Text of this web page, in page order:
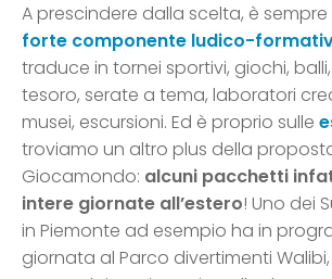
A prescindere dalla scelta, è
forte componente ludico-
traduce in tornei sportivi, giochi,
tesoro, serate a tema, laboratori
musei, escursioni. Ed è proprio sulle
troviamo un altro plus della
Giocamondo: alcuni pacchetti
intere giornate all’estero! Uno dei
in Piemonte ad esempio ha in
giornata al Parco divertimenti